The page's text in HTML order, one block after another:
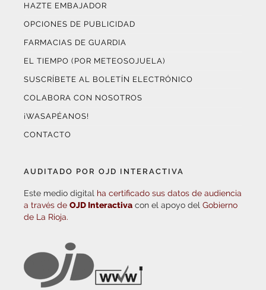
HAZTE EMBAJADOR
OPCIONES DE PUBLICIDAD
FARMACIAS DE GUARDIA
EL TIEMPO (POR METEOSOJUELA)
SUSCRÍBETE AL BOLETÍN ELECTRÓNICO
COLABORA CON NOSOTROS
¡WASAPÉANOS!
CONTACTO
AUDITADO POR OJD INTERACTIVA
Este medio digital ha certificado sus datos de audiencia
a través de OJD Interactiva con el apoyo del Gobierno
de La Rioja.